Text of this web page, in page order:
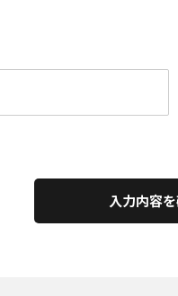
入力内容